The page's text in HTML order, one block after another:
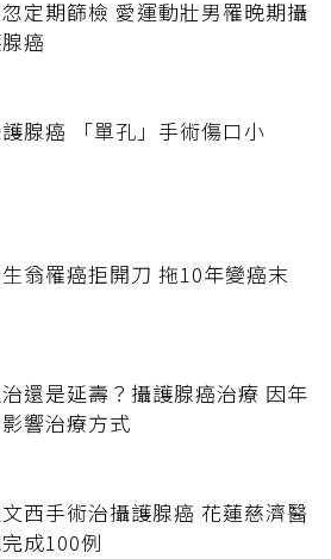
定期篩檢 愛運動壯男罹晚期攝
癌
腺癌 「單孔」手術傷口小
翁罹癌拒開刀 拖10年變癌末
還是延壽？攝護腺癌治療 因年
響治療方式
西手術治攝護腺癌 花蓮慈濟醫
成100例